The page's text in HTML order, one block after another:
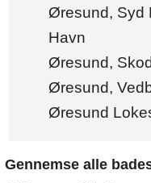
Øresund, Syd
Havn
Øresund,
Øresund,
Øresund
Gennemse alle